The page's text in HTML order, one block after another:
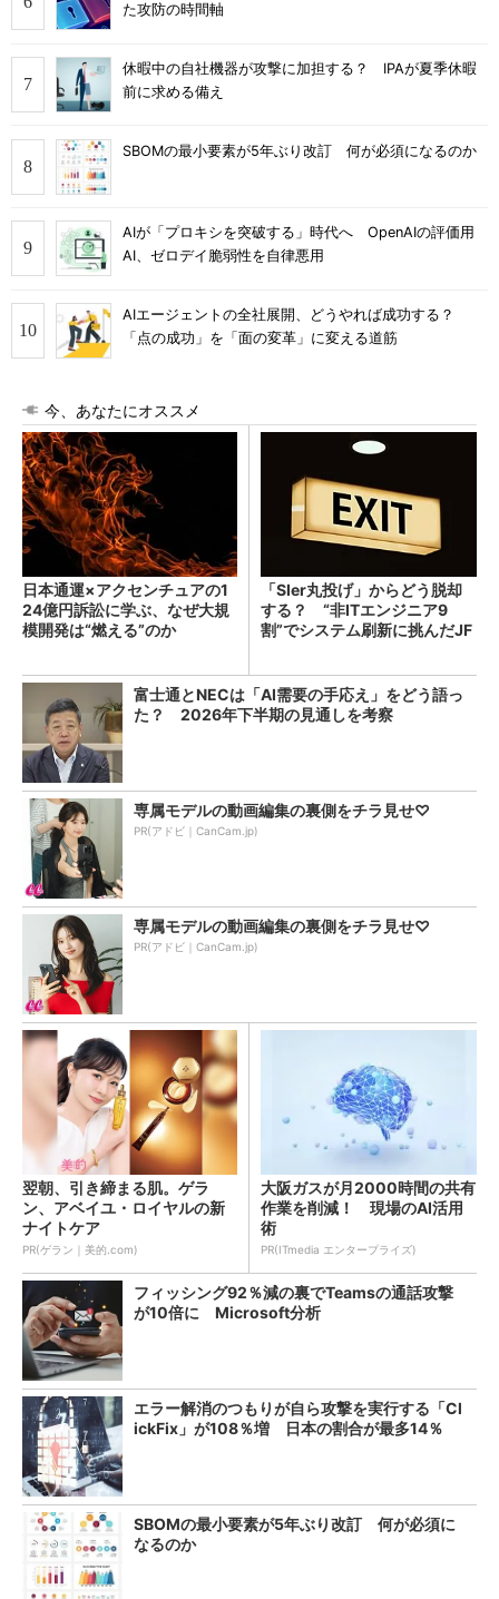
た攻防の時間軸
休暇中の自社機器が攻撃に加担する？ IPAが夏季休暇
前に求める備え
SBOMの最小要素が5年ぶり改訂 何が必須になるのか
AIが「プロキシを突破する」時代へ OpenAIの評価用
AI、ゼロデイ脆弱性を自律悪用
AIエージェントの全社展開、どうやれば成功する？
「点の成功」を「面の変革」に変える道筋
今、あなたにオススメ
日本通運×アクセンチュアの1
24億円訴訟に学ぶ、なぜ大規
模開発は“燃える”のか
「SIer丸投げ」からどう脱却
する？ “非ITエンジニア9
割”でシステム刷新に挑んだJF
富士通とNECは「AI需要の手応え」をどう語っ
た？ 2026年下半期の見通しを考察
専属モデルの動画編集の裏側をチラ見せ♡
PR(アドビ｜CanCam.jp)
専属モデルの動画編集の裏側をチラ見せ♡
PR(アドビ｜CanCam.jp)
翌朝、引き締まる肌。ゲラ
ン、アベイユ・ロイヤルの新
ナイトケア
PR(ゲラン｜美的.com)
大阪ガスが月2000時間の共有
作業を削減！ 現場のAI活用
術
PR(ITmedia エンタープライズ)
フィッシング92％減の裏でTeamsの通話攻撃
が10倍に Microsoft分析
エラー解消のつもりが自ら攻撃を実行する「Cl
ickFix」が108％増 日本の割合が最多14％
SBOMの最小要素が5年ぶり改訂 何が必須に
なるのか